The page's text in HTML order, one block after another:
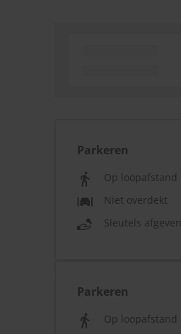
Parkeren
Op loopafstand
Niet overdekt
Sleutels afgeven
Parkeren
Op loopafstand